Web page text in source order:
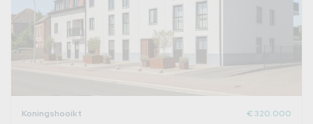
Koningshooikt
€ 320.000